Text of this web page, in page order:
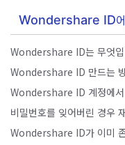
기타 온라인 도구
PDF 보호
PDF 일괄 작업
PDF OCR
PDF 데이터 추출
Wondershare ID
Wondershare ID는 무엇입
Wondershare ID 만드는
Wondershare ID 계정에서
비밀번호를 잊어버린 경우
Wondershare ID가 이미